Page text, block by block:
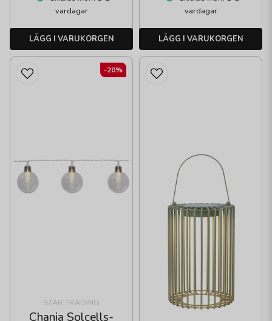
vardagar
LÄGG I VARUKORGEN
vardagar
LÄGG I VARUKORGEN
STAR TRADING
Chania Solcells-
-20%